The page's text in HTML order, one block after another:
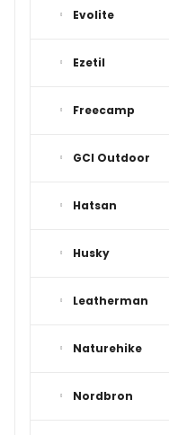
Evolite
Ezetil
Freecamp
GCI Outdoor
Hatsan
Husky
Leatherman
Naturehike
Nordbron